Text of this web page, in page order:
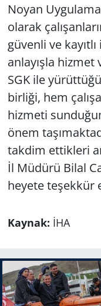
Noyan
olarak
güvenli ve
anlayışla
SGK ile
birliği, hem
hizmeti
önem
takdim ettikleri
İl Müdürü Bilal
heyete teşekkür
Kaynak: İHA